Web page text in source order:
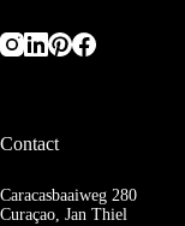
Contact
Caracasbaaiweg 280
Curaçao, Jan Thiel